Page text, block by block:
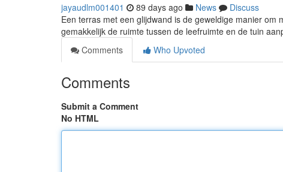
jayaudlm001401 89 days ago News
Discuss
Een terras met een glijdwand is de geweldige manier
gemakkelijk de ruimte tussen de leefruimte en de tuin
Comments
Who Upvoted
Comments
Submit a Comment
No HTML